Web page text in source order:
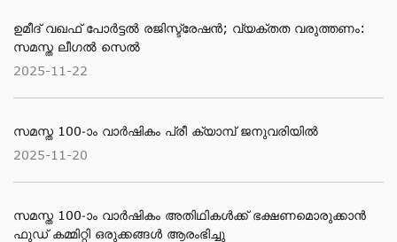
ഉമീദ് വഖഫ് പോർട്ടൽ രജിസ്ട്രേഷൻ; വ്യക്തത വരുത്തണം:
സമസ്ത ലീഗൽ സെൽ
2025-11-22
സമസ്ത 100-ാം വാര്‍ഷികം പ്രീ ക്യാമ്പ് ജനുവരിയില്‍
2025-11-20
സമസ്ത 100-ാം വാര്‍ഷികം അതിഥികള്‍ക്ക് ഭക്ഷണമൊരുക്കാന്‍
ഫുഡ് കമ്മിറ്റി ഒരുക്കങ്ങള്‍ ആരംഭിച്ചു